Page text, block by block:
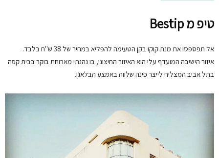
טיפ מ Bestip
אל תפספסו את מנת קוקו בקן הטעימה להפליא במחיר של 38 ש"ח בלבד.
איזור הישיבה המועדף עלי הוא האיזור החיצוני, בו נהנתי מארוחת בוקר בבית קפה
בתל אביב המצליח לייצר פינה שלווה באמצע הבלאגן.